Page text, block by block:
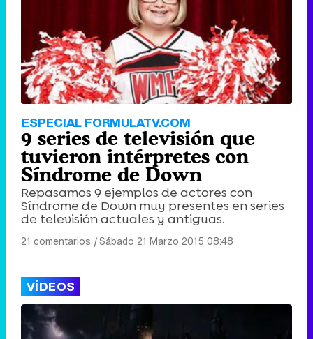
ESPECIAL FORMULATV.COM
9 series de televisión que
tuvieron intérpretes con
Síndrome de Down
Repasamos 9 ejemplos de actores con
Síndrome de Down muy presentes en series
de televisión actuales y antiguas.
21 comentarios |Sábado 21 Marzo 2015 08:48
VÍDEOS